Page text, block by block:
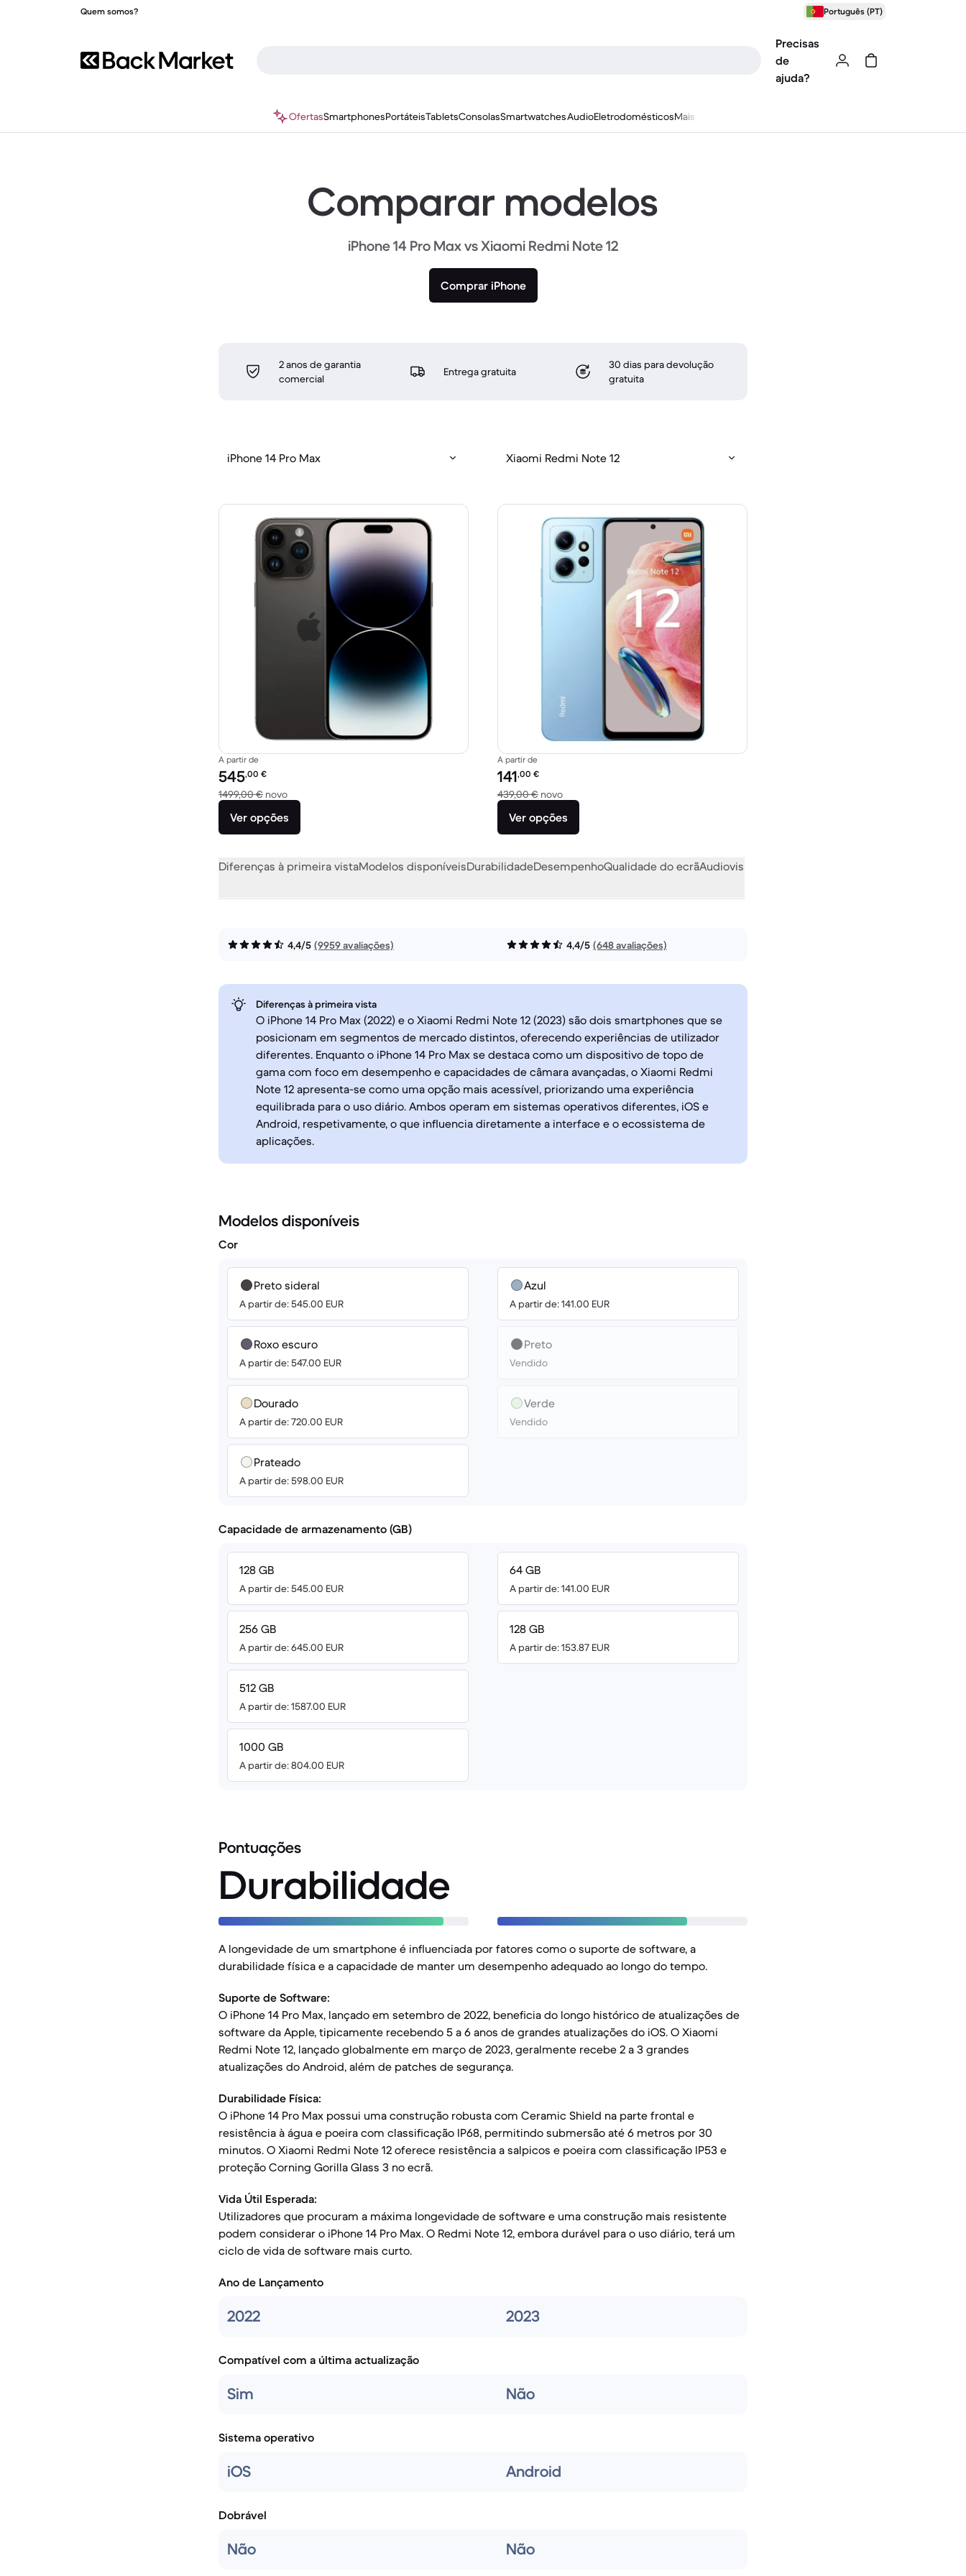
Quem somos? Português (PT)
Precisas
de
ajuda?
OfertasSmartphonesPortáteisTabletsConsolasSmartwatchesAudioEletrodomésticosMais
Comparar modelos
iPhone 14 Pro Max vs Xiaomi Redmi Note 12
Comprar iPhone
2 anos de garantia
comercial
Entrega gratuita
30 dias para devolução
gratuita
iPhone 14 Pro Max Xiaomi Redmi Note 12
A partir de
Preço recondicionado:
545,00 €
1499,00 € novoVersus 1499,00 € novo
Ver opções
A partir de
Preço recondicionado:
141,00 €
439,00 € novoVersus 439,00 € novo
Ver opções
Diferenças à primeira vistaModelos disponíveisDurabilidadeDesempenhoQualidade do ecrãAudiovisual
4,4/5 (9959 avaliações) 4,4/5 (648 avaliações)
Diferenças à primeira vista
O iPhone 14 Pro Max (2022) e o Xiaomi Redmi Note 12 (2023) são dois smartphones que se
posicionam em segmentos de mercado distintos, oferecendo experiências de utilizador
diferentes. Enquanto o iPhone 14 Pro Max se destaca como um dispositivo de topo de
gama com foco em desempenho e capacidades de câmara avançadas, o Xiaomi Redmi
Note 12 apresenta-se como uma opção mais acessível, priorizando uma experiência
equilibrada para o uso diário. Ambos operam em sistemas operativos diferentes, iOS e
Android, respetivamente, o que influencia diretamente a interface e o ecossistema de
aplicações.
Modelos disponíveis
Cor
Preto sideral
A partir de: 545.00 EUR
Roxo escuro
A partir de: 547.00 EUR
Dourado
A partir de: 720.00 EUR
Prateado
A partir de: 598.00 EUR
Azul
A partir de: 141.00 EUR
Preto
Vendido
Verde
Vendido
Capacidade de armazenamento (GB)
128 GB
A partir de: 545.00 EUR
256 GB
A partir de: 645.00 EUR
512 GB
A partir de: 1587.00 EUR
1000 GB
A partir de: 804.00 EUR
64 GB
A partir de: 141.00 EUR
128 GB
A partir de: 153.87 EUR
Pontuações
Durabilidade
A longevidade de um smartphone é influenciada por fatores como o suporte de software, a
durabilidade física e a capacidade de manter um desempenho adequado ao longo do tempo.
Suporte de Software:
O iPhone 14 Pro Max, lançado em setembro de 2022, beneficia do longo histórico de atualizações de
software da Apple, tipicamente recebendo 5 a 6 anos de grandes atualizações do iOS. O Xiaomi
Redmi Note 12, lançado globalmente em março de 2023, geralmente recebe 2 a 3 grandes
atualizações do Android, além de patches de segurança.
Durabilidade Física:
O iPhone 14 Pro Max possui uma construção robusta com Ceramic Shield na parte frontal e
resistência à água e poeira com classificação IP68, permitindo submersão até 6 metros por 30
minutos. O Xiaomi Redmi Note 12 oferece resistência a salpicos e poeira com classificação IP53 e
proteção Corning Gorilla Glass 3 no ecrã.
Vida Útil Esperada:
Utilizadores que procuram a máxima longevidade de software e uma construção mais resistente
podem considerar o iPhone 14 Pro Max. O Redmi Note 12, embora durável para o uso diário, terá um
ciclo de vida de software mais curto.
Ano de Lançamento
2022 2023
Compatível com a última actualização
Sim Não
Sistema operativo
iOS Android
Dobrável
Não Não